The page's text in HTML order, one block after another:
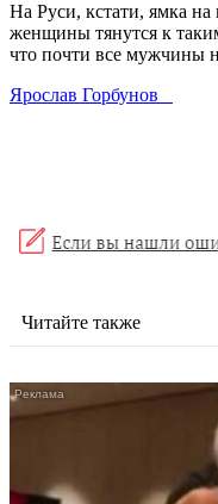
На Руси, кстати, ямка
женщины тянутся к
что почти все мужчины
Ярослав Горбунов
Читайте также